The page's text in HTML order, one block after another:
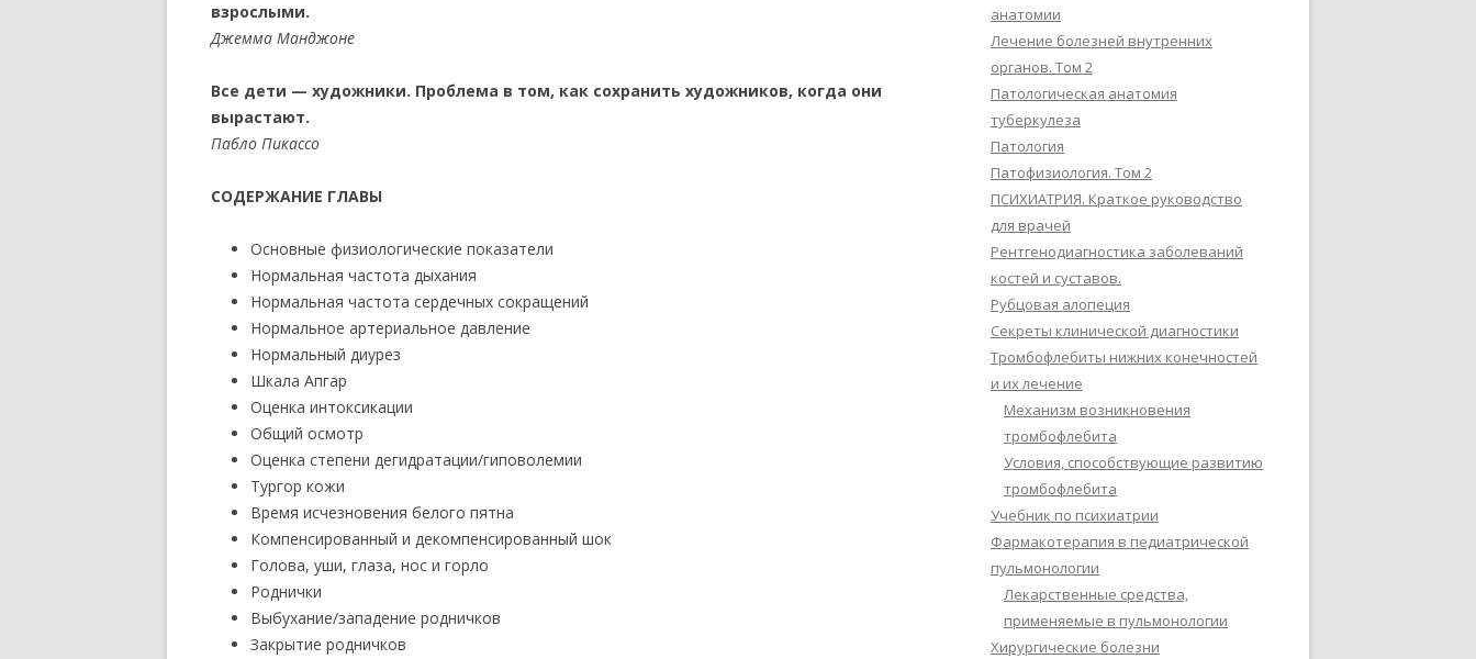
взрослыми.
Джемма Манджоне
Все дети — художники. Проблема в том, как сохранить художников, когда они
вырастают.
Пабло Пикассо
СОДЕРЖАНИЕ ГЛАВЫ
Основные физиологические показатели
Нормальная частота дыхания
Нормальная частота сердечных сокращений
Нормальное артериальное давление
Нормальный диурез
Шкала Апгар
Оценка интоксикации
Общий осмотр
Оценка степени дегидратации/гиповолемии
Тургор кожи
Время исчезновения белого пятна
Компенсированный и декомпенсированный шок
Голова, уши, глаза, нос и горло
Роднички
Выбухание/западение родничков
Закрытие родничков
анатомии
Лечение болезней внутренних
органов. Том 2
Патологическая анатомия
туберкулеза
Патология
Патофизиология. Том 2
ПСИХИАТРИЯ. Краткое руководство
для врачей
Рентгенодиагностика заболеваний
костей и суставов.
Рубцовая алопеция
Секреты клинической диагностики
Тромбофлебиты нижних конечностей
и их лечение
Механизм возникновения
тромбофлебита
Условия, способствующие развитию
тромбофлебита
Учебник по психиатрии
Фармакотерапия в педиатрической
пульмонологии
Лекарственные средства,
применяемые в пульмонологии
Хирургические болезни